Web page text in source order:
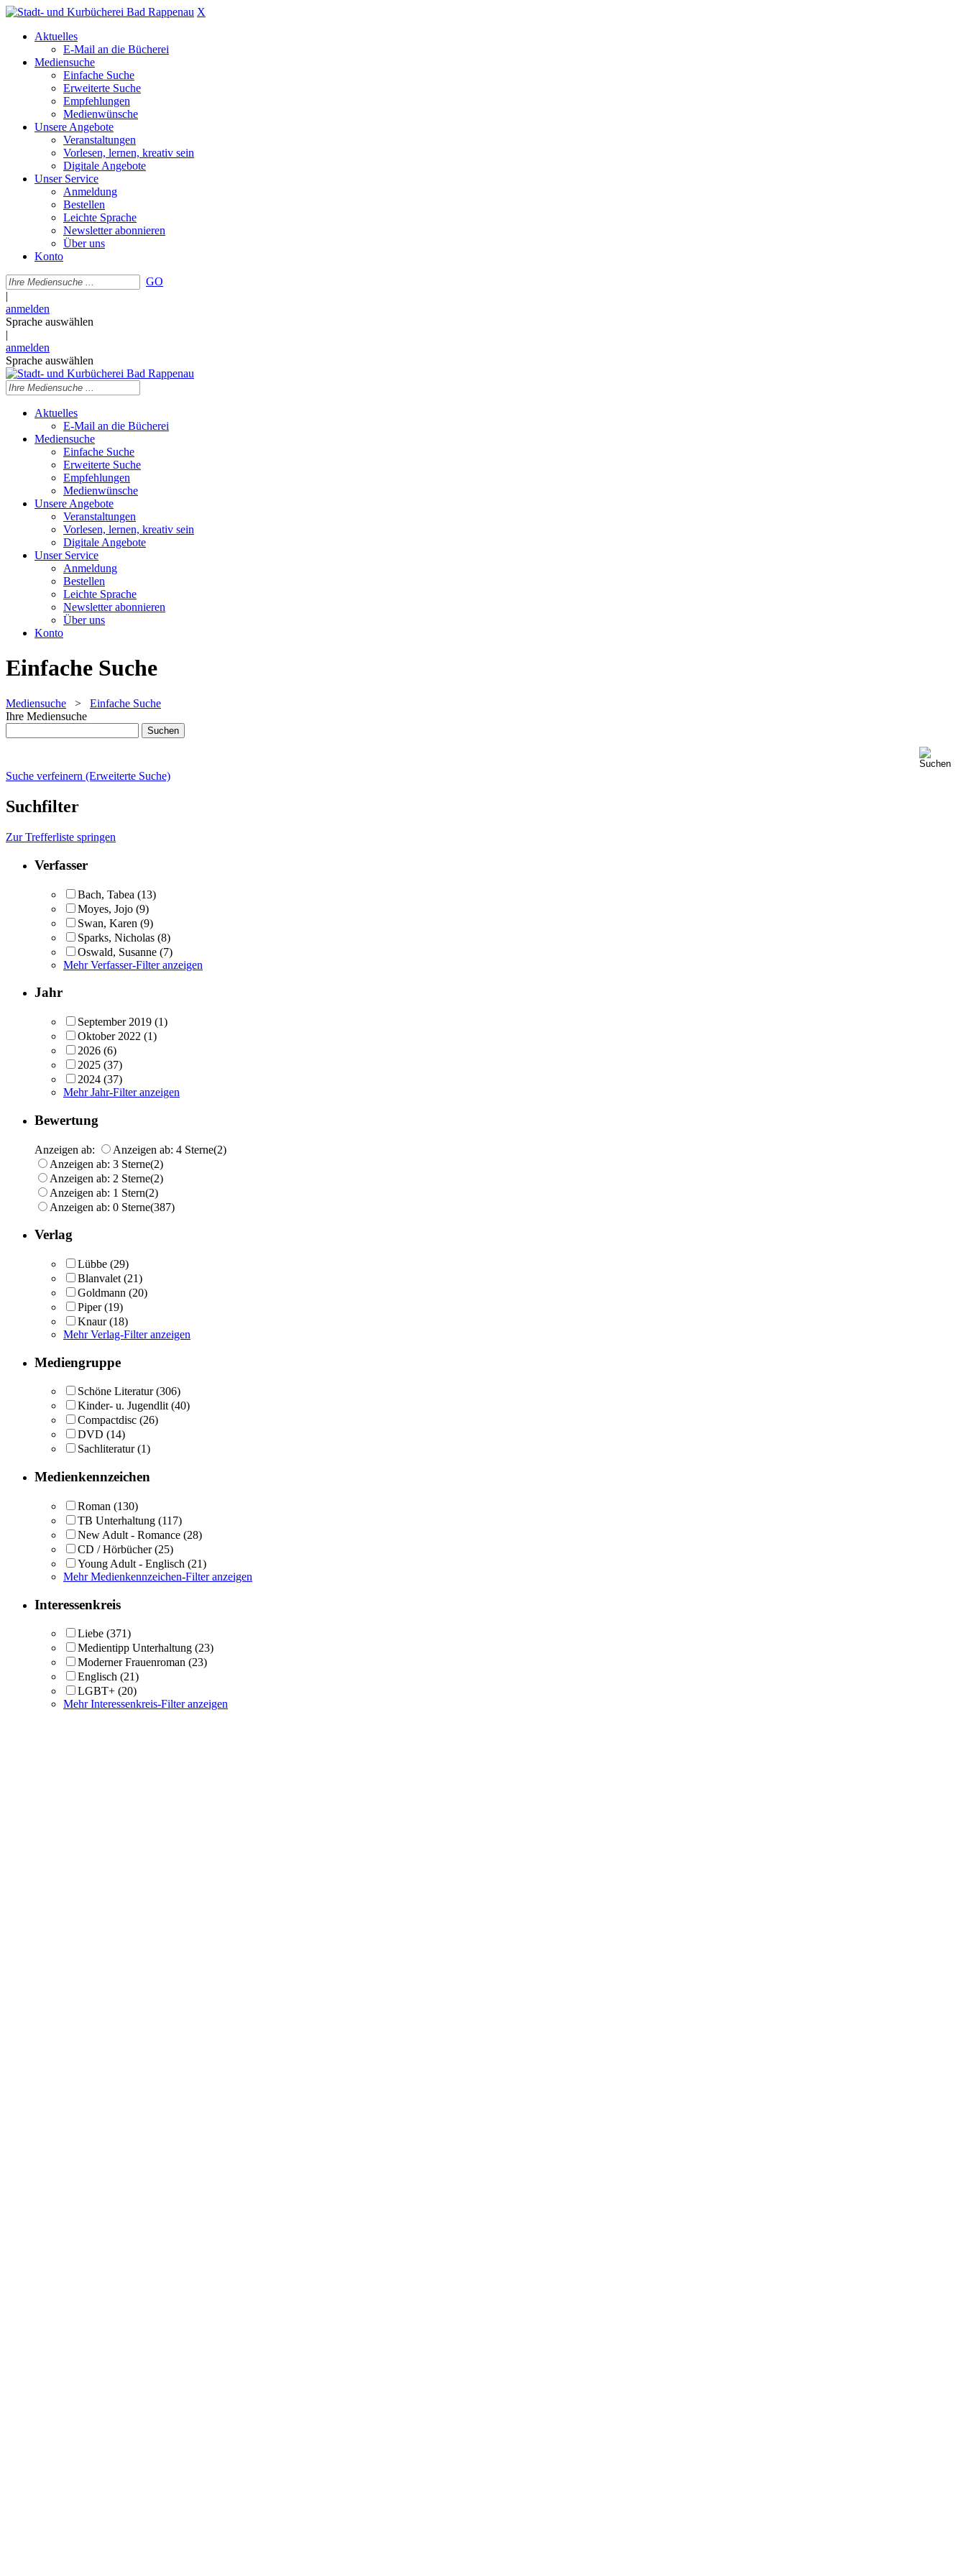
X
Aktuelles
E-Mail an die Bücherei
Mediensuche
Einfache Suche
Erweiterte Suche
Empfehlungen
Medienwünsche
Unsere Angebote
Veranstaltungen
Vorlesen, lernen, kreativ sein
Digitale Angebote
Unser Service
Anmeldung
Bestellen
Leichte Sprache
Newsletter abonnieren
Über uns
Konto
GO
|
anmelden
Sprache auswählen
|
anmelden
Sprache auswählen
Aktuelles
E-Mail an die Bücherei
Mediensuche
Einfache Suche
Erweiterte Suche
Empfehlungen
Medienwünsche
Unsere Angebote
Veranstaltungen
Vorlesen, lernen, kreativ sein
Digitale Angebote
Unser Service
Anmeldung
Bestellen
Leichte Sprache
Newsletter abonnieren
Über uns
Konto
Einfache Suche
Mediensuche > Einfache Suche
Ihre Mediensuche
Suche verfeinern (Erweiterte Suche)
Suchfilter
Zur Trefferliste springen
Verfasser
Bach, Tabea (13)
Moyes, Jojo (9)
Swan, Karen (9)
Sparks, Nicholas (8)
Oswald, Susanne (7)
Mehr Verfasser-Filter anzeigen
Jahr
September 2019 (1)
Oktober 2022 (1)
2026 (6)
2025 (37)
2024 (37)
Mehr Jahr-Filter anzeigen
Bewertung
Anzeigen ab: Anzeigen ab: 4 Sterne(2)
Anzeigen ab: 3 Sterne(2)
Anzeigen ab: 2 Sterne(2)
Anzeigen ab: 1 Stern(2)
Anzeigen ab: 0 Sterne(387)
Verlag
Lübbe (29)
Blanvalet (21)
Goldmann (20)
Piper (19)
Knaur (18)
Mehr Verlag-Filter anzeigen
Mediengruppe
Schöne Literatur (306)
Kinder- u. Jugendlit (40)
Compactdisc (26)
DVD (14)
Sachliteratur (1)
Medienkennzeichen
Roman (130)
TB Unterhaltung (117)
New Adult - Romance (28)
CD / Hörbücher (25)
Young Adult - Englisch (21)
Mehr Medienkennzeichen-Filter anzeigen
Interessenkreis
Liebe (371)
Medientipp Unterhaltung (23)
Moderner Frauenroman (23)
Englisch (21)
LGBT+ (20)
Mehr Interessenkreis-Filter anzeigen